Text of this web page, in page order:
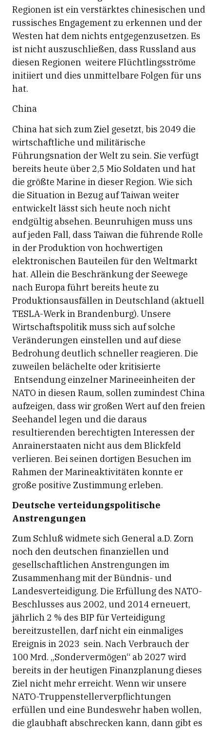
Regionen ist ein verstärktes chinesischen und
russisches Engagement zu erkennen und der
Westen hat dem nichts entgegenzusetzen. Es
ist nicht auszuschließen, dass Russland aus
diesen Regionen weitere Flüchtlingsströme
initiiert und dies unmittelbare Folgen für uns
hat.
China
China hat sich zum Ziel gesetzt, bis 2049 die
wirtschaftliche und militärische
Führungsnation der Welt zu sein. Sie verfügt
bereits heute über 2,5 Mio Soldaten und hat
die größte Marine in dieser Region. Wie sich
die Situation in Bezug auf Taiwan weiter
entwickelt lässt sich heute noch nicht
endgültig absehen. Beunruhigen muss uns
auf jeden Fall, dass Taiwan die führende Rolle
in der Produktion von hochwertigen
elektronischen Bauteilen für den Weltmarkt
hat. Allein die Beschränkung der Seewege
nach Europa führt bereits heute zu
Produktionsausfällen in Deutschland (aktuell
TESLA-Werk in Brandenburg). Unsere
Wirtschaftspolitik muss sich auf solche
Veränderungen einstellen und auf diese
Bedrohung deutlich schneller reagieren. Die
zuweilen belächelte oder kritisierte
Entsendung einzelner Marineeinheiten der
NATO in diesen Raum, sollen zumindest China
aufzeigen, dass wir großen Wert auf den freien
Seehandel legen und die daraus
resultierenden berechtigten Interessen der
Anrainerstaaten nicht aus dem Blickfeld
verlieren. Bei seinen dortigen Besuchen im
Rahmen der Marineaktivitäten konnte er
große positive Zustimmung erleben.
Deutsche verteidungspolitische
Anstrengungen
Zum Schluß widmete sich General a.D. Zorn
noch den deutschen finanziellen und
gesellschaftlichen Anstrengungen im
Zusammenhang mit der Bündnis- und
Landesverteidigung. Die Erfüllung des NATO-
Beschlusses aus 2002, und 2014 erneuert,
jährlich 2 % des BIP für Verteidigung
bereitzustellen, darf nicht ein einmaliges
Ereignis in 2023 sein. Nach Verbrauch der
100 Mrd. „Sondervermögen“ ab 2027 wird
bereits in der heutigen Finanzplanung dieses
Ziel nicht mehr erreicht. Wenn wir unsere
NATO-Truppenstellerverpflichtungen
erfüllen und eine Bundeswehr haben wollen,
die glaubhaft abschrecken kann, dann gibt es